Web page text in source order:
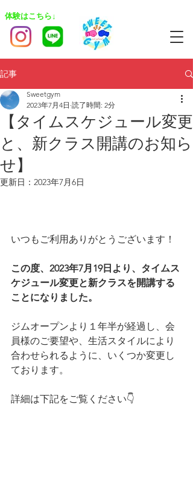
​体験はこちら↓
記事
【タイムスケジュール変更
と、新クラス開講のお知ら
せ】
Sweetgym
2023年7月4日 読了時間: 2分
更新日： 2023年7月6日
いつもご利用ありがとうございます！
この度、2023年7月19日より、タイムス
ケジュール変更と新クラスを開講する
ことになりました。
ジムオープンより１年半が経過し、会
員様のご要望や、生活スタイルにより
合わせられるように、いくつか変更し
ております。
詳細は下記をご覧ください👇